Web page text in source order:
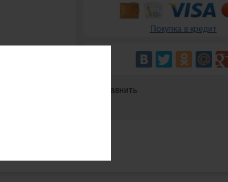
Покупка в кредит
Сравнить